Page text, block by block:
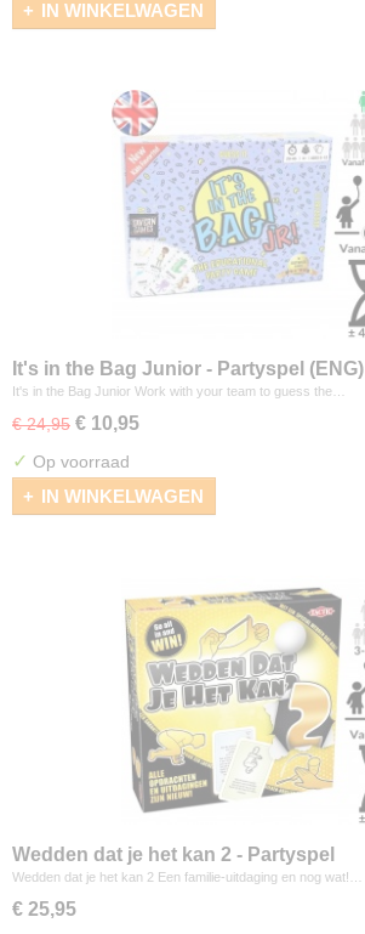
IN WINKELWAGEN
It's in the Bag Junior - Partyspel (ENG)
It's in the Bag Junior Work with your team to guess the…
€ 24,95 € 10,95
✓ Op voorraad
IN WINKELWAGEN
Wedden dat je het kan 2 - Partyspel
Wedden dat je het kan 2 Een familie-uitdaging en nog wat!…
€ 25,95